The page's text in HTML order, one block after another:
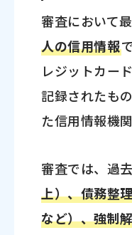
審査において
人の信用情報
レジットカー
記録されたも
た信用情報機
審査では、過
上）、債務整
など）、強制